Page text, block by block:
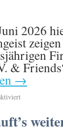
2026
&
→